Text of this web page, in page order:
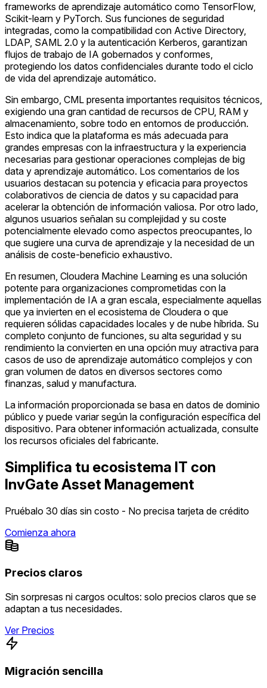
frameworks de aprendizaje automático como TensorFlow,
Scikit-learn y PyTorch. Sus funciones de seguridad
integradas, como la compatibilidad con Active Directory,
LDAP, SAML 2.0 y la autenticación Kerberos, garantizan
flujos de trabajo de IA gobernados y conformes,
protegiendo los datos confidenciales durante todo el ciclo
de vida del aprendizaje automático.
Sin embargo, CML presenta importantes requisitos técnicos,
exigiendo una gran cantidad de recursos de CPU, RAM y
almacenamiento, sobre todo en entornos de producción.
Esto indica que la plataforma es más adecuada para
grandes empresas con la infraestructura y la experiencia
necesarias para gestionar operaciones complejas de big
data y aprendizaje automático. Los comentarios de los
usuarios destacan su potencia y eficacia para proyectos
colaborativos de ciencia de datos y su capacidad para
acelerar la obtención de información valiosa. Por otro lado,
algunos usuarios señalan su complejidad y su coste
potencialmente elevado como aspectos preocupantes, lo
que sugiere una curva de aprendizaje y la necesidad de un
análisis de coste-beneficio exhaustivo.
En resumen, Cloudera Machine Learning es una solución
potente para organizaciones comprometidas con la
implementación de IA a gran escala, especialmente aquellas
que ya invierten en el ecosistema de Cloudera o que
requieren sólidas capacidades locales y de nube híbrida. Su
completo conjunto de funciones, su alta seguridad y su
rendimiento la convierten en una opción muy atractiva para
casos de uso de aprendizaje automático complejos y con
gran volumen de datos en diversos sectores como
finanzas, salud y manufactura.
La información proporcionada se basa en datos de dominio
público y puede variar según la configuración específica del
dispositivo. Para obtener información actualizada, consulte
los recursos oficiales del fabricante.
Simplifica tu ecosistema IT con
InvGate Asset Management
Pruébalo 30 días sin costo - No precisa tarjeta de crédito
Comienza ahora
Precios claros
Sin sorpresas ni cargos ocultos: solo precios claros que se
adaptan a tus necesidades.
Ver Precios
Migración sencilla